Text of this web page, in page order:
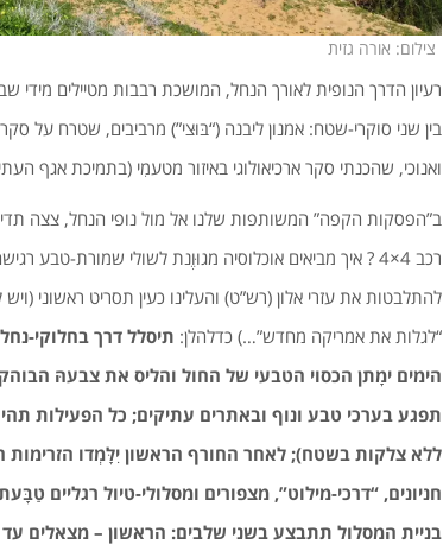
צילום: אורה גזית
בין שני סוקרי-שטח: אמנון ליבנה (“בּוּצי”) מרביבים, שטרח על
ואנוכי, שהכנתי סקר ארכיאולוגי באיזור מטעמִי (בתמיכת אגף
ב”הפסקות הקפה” המשותפות שלנו אל מול נופי הנחל, צצה
רכב 4×4 ? איך מביאים אוכלוסיה מגוּוֶנת לשולי שמורת-
להתלבטות את עזרי אלון (רש”ט) והעלינו כעין תסריט ראשוני (ויש
“לגלות את אמריקה מחדש”…) כדלהלן: תיסלל דרך בחלוקי-
הימים ימָתן הכסוי הטבעי של החול והליס את צבעהּ
תפגע בערכי טבע ונוף ובאתרים עתיקים; כל הפעילות
ללא צלקות בשטח); לאחר החורף הראשון יִלָּמְדו הזרימות
חניונים, “דרכי-מילוט”, מצפורים ומסלולי-טיול רגליים
בניית המסלול תתבצע בשני שלבים: הראשון – מצאלים